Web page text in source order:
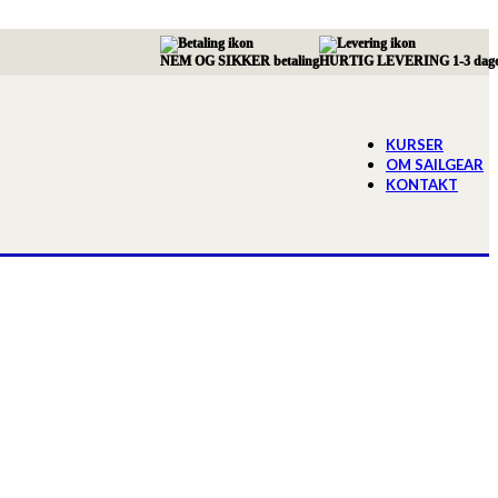
NEM OG SIKKER betalingHURTIG LEVERING 1-3
KURSER
OM SAILGEAR
KONTAKT